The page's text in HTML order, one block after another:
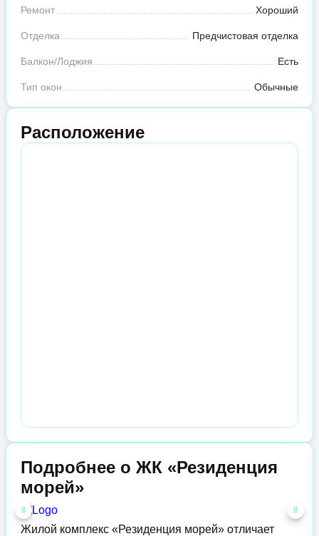
Ремонт Хороший
Отделка Предчистовая отделка
Балкон/Лоджия Есть
Тип окон Обычные
Расположение
Подробнее о ЖК «Резиденция
морей»
Жилой комплекс «Резиденция морей» отличает